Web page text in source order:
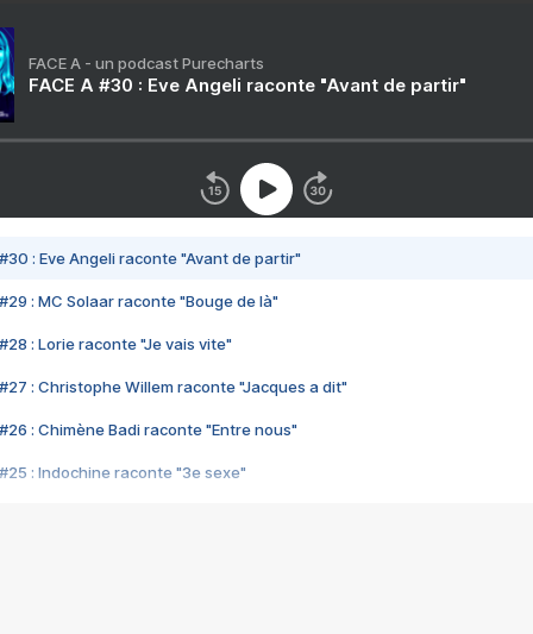
FACE A - un podcast Purecharts
FACE A #30 : Eve Angeli raconte "Avant de partir"
#30 : Eve Angeli raconte "Avant de partir"
#29 : MC Solaar raconte "Bouge de là"
#28 : Lorie raconte "Je vais vite"
#27 : Christophe Willem raconte "Jacques a dit"
#26 : Chimène Badi raconte "Entre nous"
#25 : Indochine raconte "3e sexe"